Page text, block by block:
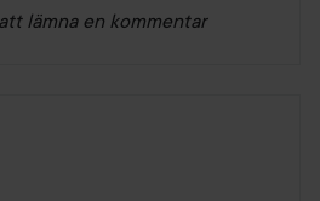
lämna en kommentar
1 år